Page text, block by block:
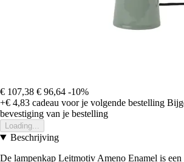
€ 107,38 € 96,64 -10%
+€ 4,83 cadeau voor je volgende bestelling
bevestiging van je bestelling
Loading...
Beschrijving
De lampenkap Leitmotiv Ameno Enamel is